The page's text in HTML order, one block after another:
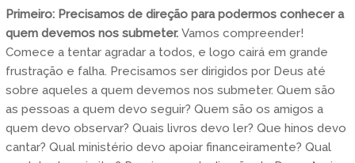
Primeiro: Precisamos de direção para podermos conhecer a
quem devemos nos submeter. Vamos compreender!
Comece a tentar agradar a todos, e logo cairá em grande
frustração e falha. Precisamos ser dirigidos por Deus até
sobre aqueles a quem devemos nos submeter. Quem são
as pessoas a quem devo seguir? Quem são os amigos a
quem devo observar? Quais livros devo ler? Que hinos devo
cantar? Qual ministério devo apoiar financeiramente? Qual